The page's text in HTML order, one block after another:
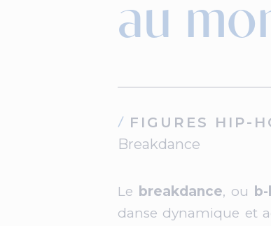
au
FIGURES HIP-
Breakdance
Le breakdance, ou
danse dynamique et